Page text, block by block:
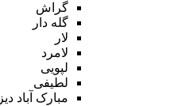
گراش
گله دار
لار
لامرد
لپویی
لطیفی
مبارک آباد دیز